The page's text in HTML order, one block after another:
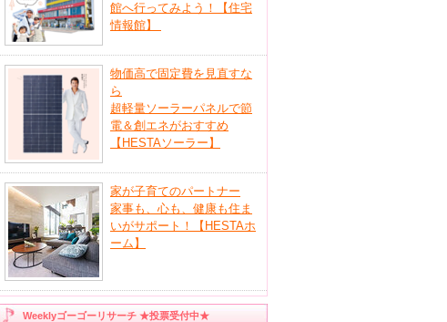
館へ行ってみよう！【住宅
情報館】
物価高で固定費を見直すな
ら
超軽量ソーラーパネルで節
電＆創エネがおすすめ
【HESTAソーラー】
家が子育てのパートナー
家事も、心も、健康も住ま
いがサポート！【HESTAホ
ーム】
Weeklyゴーゴーリサーチ ★投票受付中★